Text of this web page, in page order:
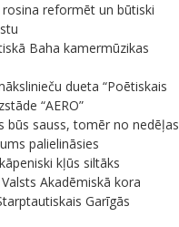
reformēt un būtiski
Baha kamermūzikas
dueta “Poētiskais
“AERO”
būs sauss, tomēr no nedēļas
palielināsies
kļūs siltāks
Akadēmiskā kora
Garīgās